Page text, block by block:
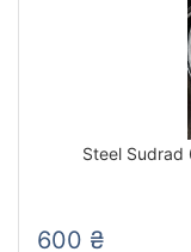
Steel Sudrad
600 ₴